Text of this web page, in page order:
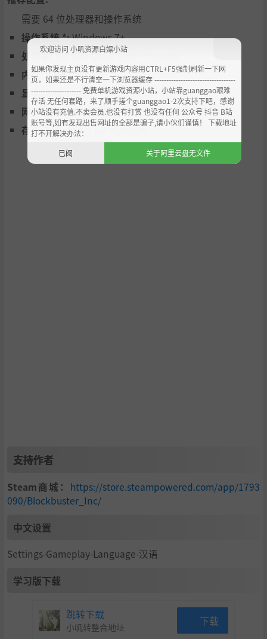
需要 64 位处理器和操作系统
操作系统 *:Windows 7+
处理器:3.2 GHz Quad Core Processor
内存:8 GB RAM
显卡:GTX 1060
网络:宽带互联网连接
存储空间:需要 5 GB 可用空间
支持作者
Steam商城： https://store.steampowered.com/app/1793
090/Blockbuster_Inc/
中文设置
Settings-Gameplay-Language-汉语
学习版下载
跳转下载
小叽转整合地址 下载
欢迎访问 小叽资源白嫖小站
如果你发现主页没有更新游戏内容用CTRL+F5强制刷新一下网
页，如果还是不行清空一下浏览器缓存 ----------------------------------
--------------------- 免费单机游戏资源小站，小站靠guanggao艰难
存活 无任何套路，来了顺手搓个guanggao1-2次支持下吧，感谢
小站没有充值.不卖会员.也没有打赏 也没有任何 公众号 抖音 B站
账号等,如有发现出售网址的全部是骗子,请小伙们谨慎！ 下载地址
打不开解决办法：
已阅
关于阿里云盘无文件